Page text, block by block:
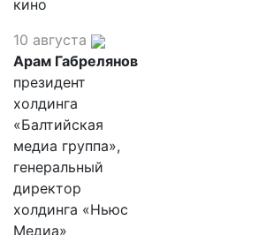
кино
10 августа
Арам Габрелянов
президент
холдинга
«Балтийская
медиа группа»,
генеральный
директор
холдинга «Ньюс
Медиа»